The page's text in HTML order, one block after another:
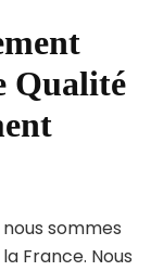
Qualité
sommes
France. Nous